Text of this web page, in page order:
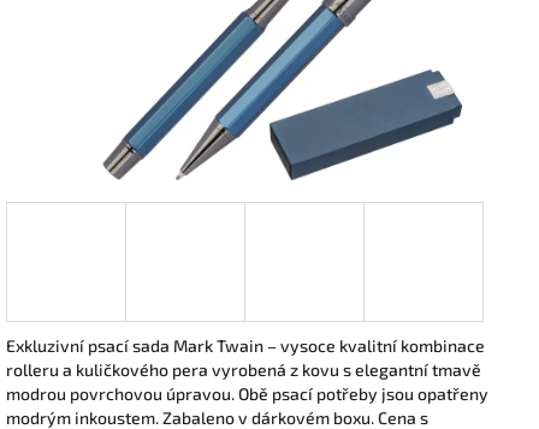
Exkluzivní psací sada Mark Twain – vysoce kvalitní kombinace
rolleru a kuličkového pera vyrobená z kovu s elegantní tmavě
modrou povrchovou úpravou. Obě psací potřeby jsou opatřeny
modrým inkoustem. Zabaleno v dárkovém boxu. Cena s